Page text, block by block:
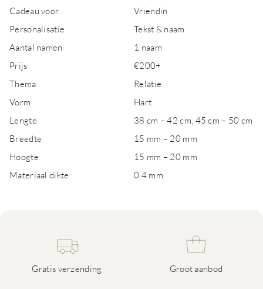
Cadeau voor
Vriendin
Personalisatie
Tekst & naam
Aantal namen
1 naam
Prijs
€200+
Thema
Relatie
Vorm
Hart
Lengte
38 cm – 42 cm, 45 cm – 50 cm
Breedte
15 mm – 20 mm
Hoogte
15 mm – 20 mm
Materiaal dikte
0,4 mm
Gratis verzending Groot aanbod